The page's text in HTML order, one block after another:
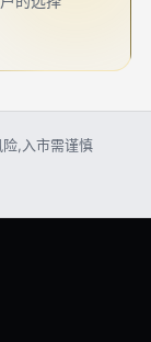
,入市需谨慎